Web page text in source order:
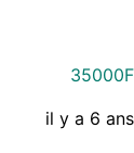
35000F
il y a 6 ans